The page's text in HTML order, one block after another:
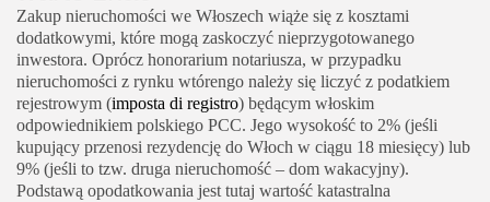
Zakup nieruchomości we Włoszech wiąże się z kosztami
dodatkowymi, które mogą zaskoczyć nieprzygotowanego
inwestora. Oprócz honorarium notariusza, w przypadku
nieruchomości z rynku wtórengo należy się liczyć z podatkiem
rejestrowym (imposta di registro) będącym włoskim
odpowiednikiem polskiego PCC. Jego wysokość to 2% (jeśli
kupujący przenosi rezydencję do Włoch w ciągu 18 miesięcy) lub
9% (jeśli to tzw. druga nieruchomość – dom wakacyjny).
Podstawą opodatkowania jest tutaj wartość katastralna